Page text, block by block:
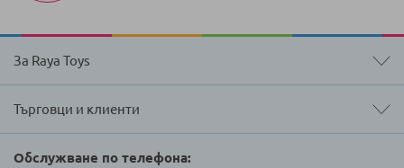
За Raya Toys
Търговци и клиенти
Обслужване по телефона: